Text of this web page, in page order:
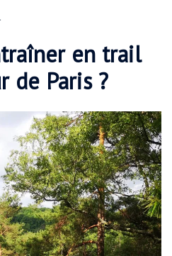
en trail
de Paris ?